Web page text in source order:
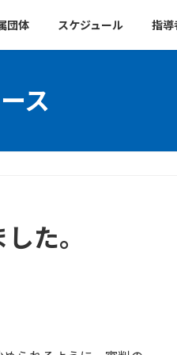
団体 スケジュール 指導
ス
た。